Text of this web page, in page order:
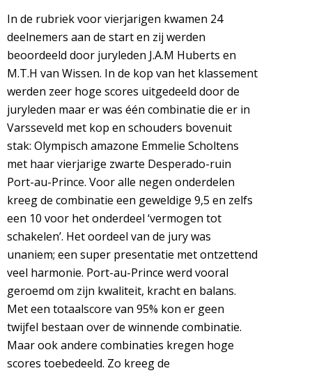
In de rubriek voor vierjarigen kwamen 24
deelnemers aan de start en zij werden
beoordeeld door juryleden J.A.M Huberts en
M.T.H van Wissen. In de kop van het klassement
werden zeer hoge scores uitgedeeld door de
juryleden maar er was één combinatie die er in
Varsseveld met kop en schouders bovenuit
stak: Olympisch amazone Emmelie Scholtens
met haar vierjarige zwarte Desperado-ruin
Port-au-Prince. Voor alle negen onderdelen
kreeg de combinatie een geweldige 9,5 en zelfs
een 10 voor het onderdeel ‘vermogen tot
schakelen’. Het oordeel van de jury was
unaniem; een super presentatie met ontzettend
veel harmonie. Port-au-Prince werd vooral
geroemd om zijn kwaliteit, kracht en balans.
Met een totaalscore van 95% kon er geen
twijfel bestaan over de winnende combinatie.
Maar ook andere combinaties kregen hoge
scores toebedeeld. Zo kreeg de